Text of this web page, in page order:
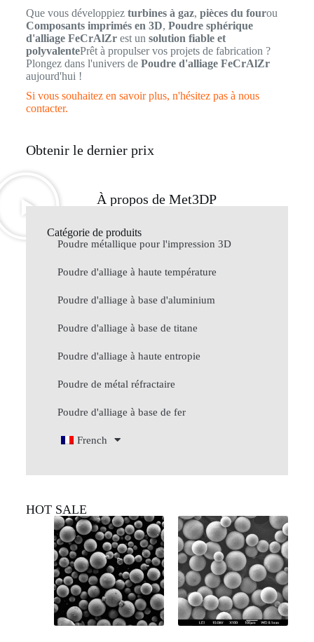
Que vous développiez turbines à gaz, pièces du fourou
Composants imprimés en 3D, Poudre sphérique
d'alliage FeCrAlZrest un solution fiable et
polyvalentePrêt à propulser vos projets de fabrication ?
Plongez dans l'univers de Poudre d'alliage FeCrAlZr
aujourd'hui !
Si vous souhaitez en savoir plus, n'hésitez pas à nous
contacter.
Obtenir le dernier prix
À propos de Met3DP
Catégorie de produits
Poudre métallique pour l'impression 3D
Poudre d'alliage à haute température
Poudre d'alliage à base d'aluminium
Poudre d'alliage à base de titane
Poudre d'alliage à haute entropie
Poudre de métal réfractaire
Poudre d'alliage à base de fer
French
HOT SALE